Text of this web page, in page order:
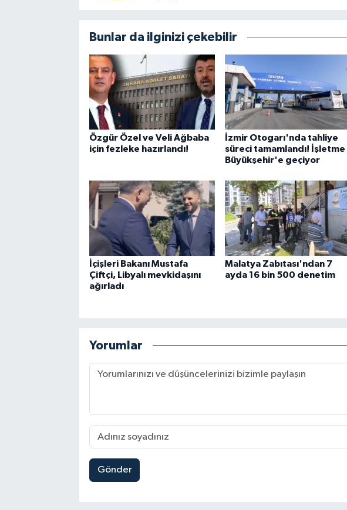
Bunlar da ilginizi çekebilir
Özgür Özel ve Veli Ağbaba
için fezleke hazırlandı!
İzmir Otogarı'nda tahliye
süreci tamamlandı! İşletme
Büyükşehir'e geçiyor
İçişleri Bakanı Mustafa
Çiftçi, Libyalı mevkidaşını
ağırladı
Malatya Zabıtası'ndan 7
ayda 16 bin 500 denetim
Yorumlar
Gönder